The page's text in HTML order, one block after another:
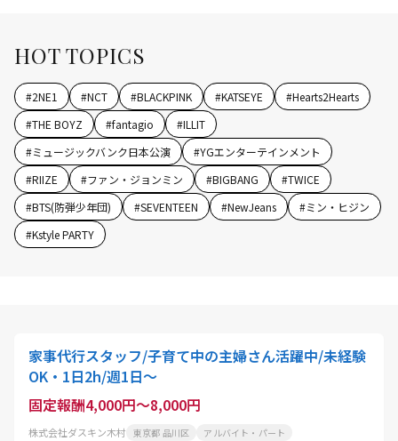
HOT TOPICS
#2NE1 #NCT #BLACKPINK #KATSEYE #Hearts2Hearts
#THE BOYZ #fantagio #ILLIT
#ミュージックバンク日本公演 #YGエンターテインメント
#RIIZE #ファン・ジョンミン #BIGBANG #TWICE
#BTS(防弾少年団) #SEVENTEEN #NewJeans #ミン・ヒジン
#Kstyle PARTY
家事代行スタッフ/子育て中の主婦さん活躍中/未経験
OK・1日2h/週1日〜
固定報酬4,000円～8,000円
株式会社ダスキン木村 東京都 品川区 アルバイト・パート